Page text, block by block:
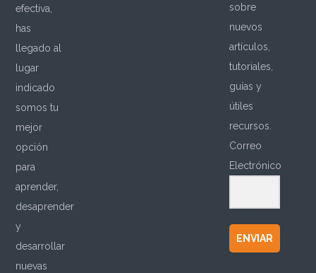
efectiva,
has
llegado al
lugar
indicado
somos tu
mejor
opción
para
aprender,
desaprender
y
desarrollar
nuevas
sobre
nuevos
artículos,
tutoriales,
guías y
útiles
recursos.
Correo
Electrónico
ENVIAR